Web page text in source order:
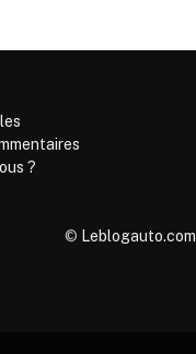
?
© Leblogauto.com